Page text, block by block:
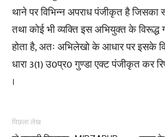
थाने पर विभिन्न अपराध पंजीकृत है जिसका
तथा कोई भी व्यक्ति इस अभियुक्त के विरूद्ध
होता है, अतः अभिलेखो के आधार पर इसके
धारा 3(1) उ0प्र0 गुण्डा एक्ट पंजीकृत कर
।
पिछला लेख